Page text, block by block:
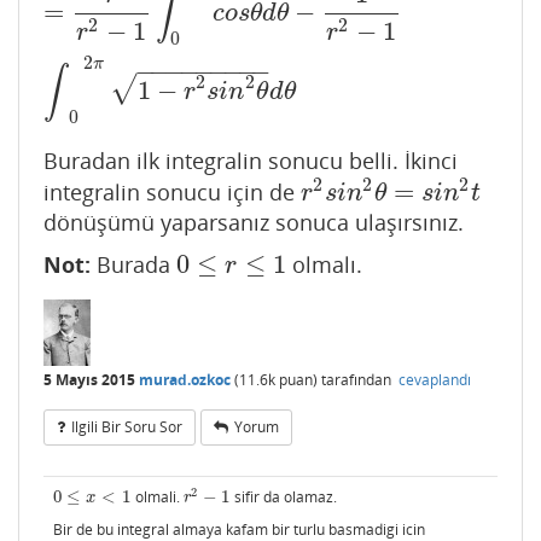
=
r2 − 1 ∫0
cosθdθ −
r2 − 1
∫ 2π
0
1 − r2sin2θ
− −
−−−−−−−
√ dθ
Buradan ilk integralin sonucu belli. İkinci
integralin sonucu için de r2 sin2θ = sin2t
r2sin2θ= sin 2t
dönüşümü yaparsanız sonuca ulaşırsınız.
Not: Burada 0 ≤ r ≤ 1
0≤r≤ 1 olmalı.
5 Mayıs 2015 murad.ozkoc(11.6k puan) tarafından cevaplandı
Ilgili Bir Soru Sor Yorum
0 ≤ x < 1
0 ≤x< 1 olmali. r2 − 1
r2 −1
sifir da olamaz.
Bir de bu integral almaya kafam bir turlu basmadigi icin